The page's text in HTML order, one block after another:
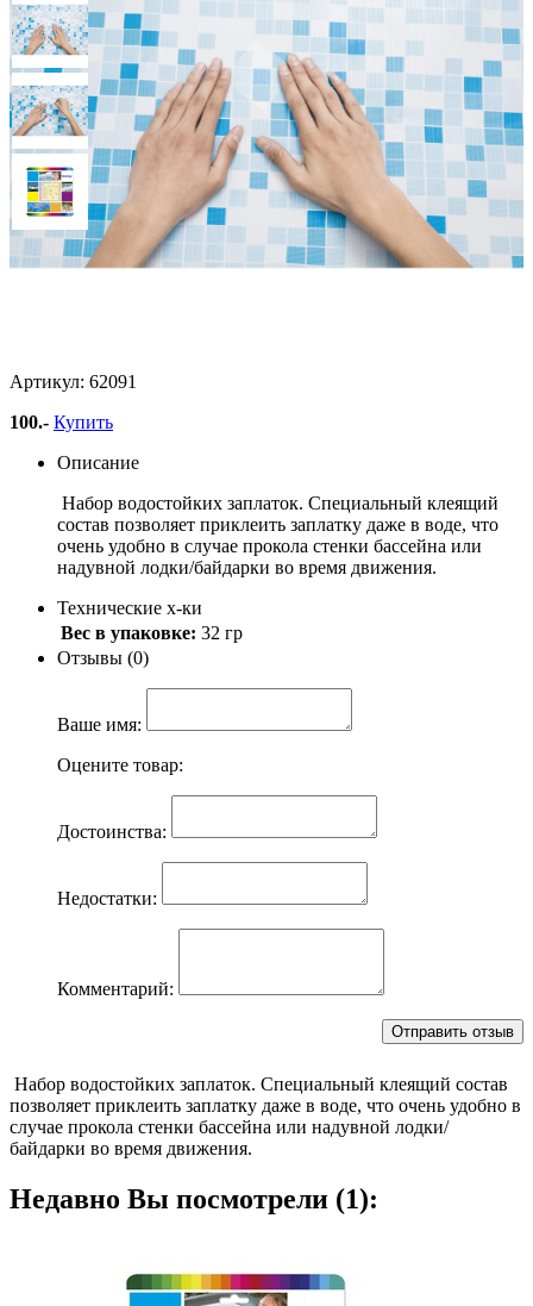
Заплатки водостойкие
Артикул: 62091
100.- Купить
Описание
Набор водостойких заплаток. Специальный клеящий
состав позволяет приклеить заплатку даже в воде, что
очень удобно в случае прокола стенки бассейна или
надувной лодки/байдарки во время движения.
Технические х-ки
Вес в упаковке: 32 гр
Отзывы (0)
Ваше имя:
Оцените товар:
Достоинства:
Недостатки:
Комментарий:
Набор водостойких заплаток. Специальный клеящий состав
позволяет приклеить заплатку даже в воде, что очень удобно в
случае прокола стенки бассейна или надувной лодки/
байдарки во время движения.
Недавно Вы посмотрели (1):